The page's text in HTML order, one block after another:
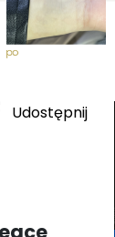
Udostępnij